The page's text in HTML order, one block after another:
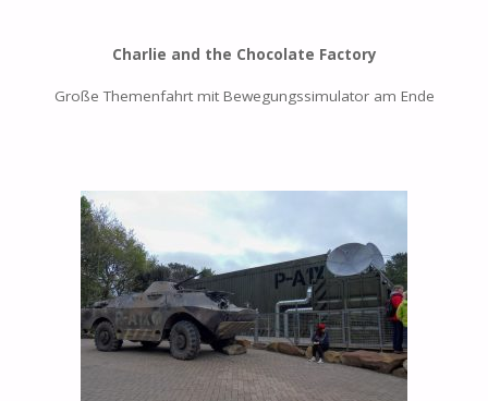
Charlie and the Chocolate Factory
Große Themenfahrt mit Bewegungssimulator am Ende